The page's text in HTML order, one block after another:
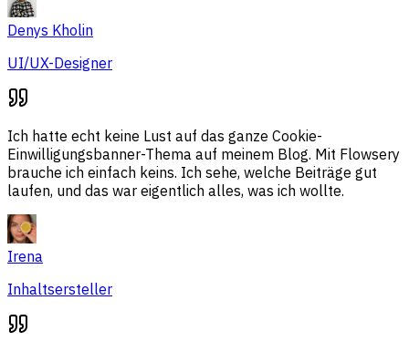
Denys Kholin
UI/UX-Designer
Ich hatte echt keine Lust auf das ganze Cookie-
Einwilligungsbanner-Thema auf meinem Blog. Mit Flowsery
brauche ich einfach keins. Ich sehe, welche Beiträge gut
laufen, und das war eigentlich alles, was ich wollte.
Irena
Inhaltsersteller